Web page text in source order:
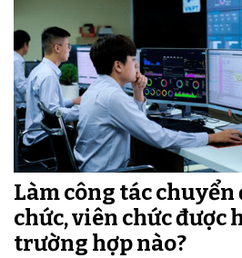
Làm công tác chuyển
chức, viên chức được
trường hợp nào?